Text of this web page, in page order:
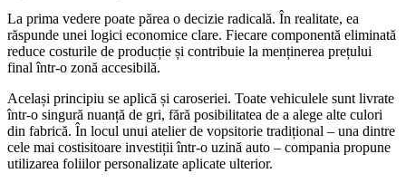
La prima vedere poate părea o decizie radicală. În realitate, ea
răspunde unei logici economice clare. Fiecare componentă eliminată
reduce costurile de producție și contribuie la menținerea prețului
final într-o zonă accesibilă.
Același principiu se aplică și caroseriei. Toate vehiculele sunt livrate
într-o singură nuanță de gri, fără posibilitatea de a alege alte culori
din fabrică. În locul unui atelier de vopsitorie tradițional – una dintre
cele mai costisitoare investiții într-o uzină auto – compania propune
utilizarea foliilor personalizate aplicate ulterior.